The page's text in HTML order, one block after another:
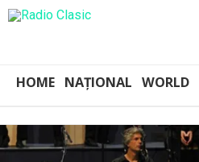
HOME NAȚIONAL WORLD